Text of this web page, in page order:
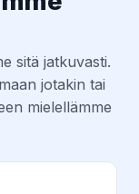
sitä jatkuvasti.
jotakin tai
mielellämme